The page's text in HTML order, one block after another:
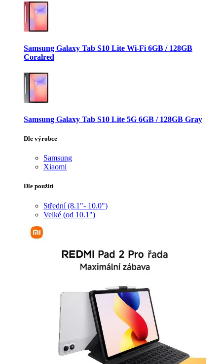
Samsung Galaxy Tab S10 Lite Wi-Fi 6GB / 128GB
Coralred
Samsung Galaxy Tab S10 Lite 5G 6GB / 128GB Gray
Dle výrobce
Samsung
Xiaomi
Dle použití
Střední (8.1"- 10.0")
Velké (od 10.1")